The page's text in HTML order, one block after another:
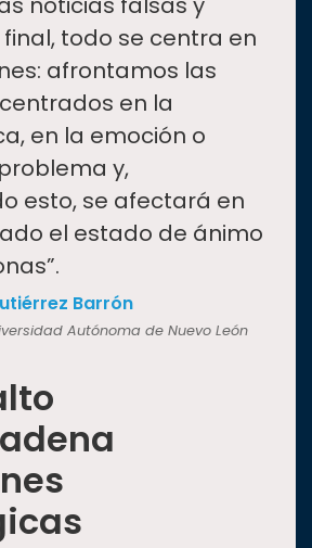
final, todo se centra en
afrontamos las
en la
en la emoción o
y,
esto, se afectará en
el estado de ánimo
Barrón
Autónoma de Nuevo León